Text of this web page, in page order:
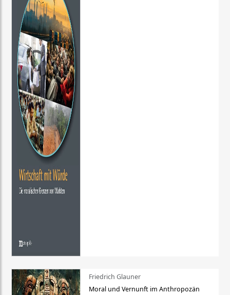
Friedrich Glauner
Moral und Vernunft im Anthropozän